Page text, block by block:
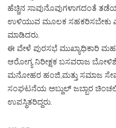
ಹೆಚ್ಚಿನ ಸಾವುನೊವುಗಳಾಗದಂತೆ
ಉಳಿಯುವ ಮೂಲಕ ಸಹಕರಿಸಬೇಕು
ಮಾಡಿದರು.
ಈ ವೇಳೆ ಪುರಸಭೆ ಮುಖ್ಯಾಧಿಕಾರಿ
ಆರೋಗ್ಯ ನಿರೀಕ್ಷಕ ಬಸವರಾಜ
ಮನೋಹರ ಹಂಜಿ,ಮತ್ತು ಸಮಾಜ
ಸಂಘಟನೆಯ ಅಬ್ದುಲ್ ಜಬ್ಬಾರ
ಉಪಸ್ಥಿತರಿದ್ದರು.